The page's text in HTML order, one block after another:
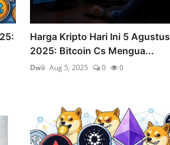
Harga Kripto Hari Ini 5 Agustus
2025: Bitcoin Cs Mengua...
Dwii Aug 5, 2025 0 0